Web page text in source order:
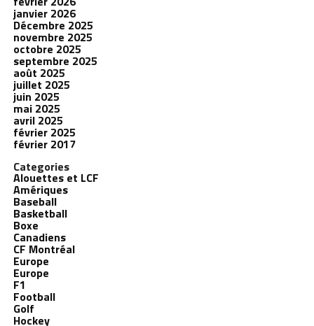
janvier 2026
Décembre 2025
novembre 2025
octobre 2025
septembre 2025
août 2025
juillet 2025
juin 2025
mai 2025
avril 2025
février 2025
février 2017
Categories
Alouettes et LCF
Amériques
Baseball
Basketball
Boxe
Canadiens
CF Montréal
Europe
Europe
F1
Football
Golf
Hockey